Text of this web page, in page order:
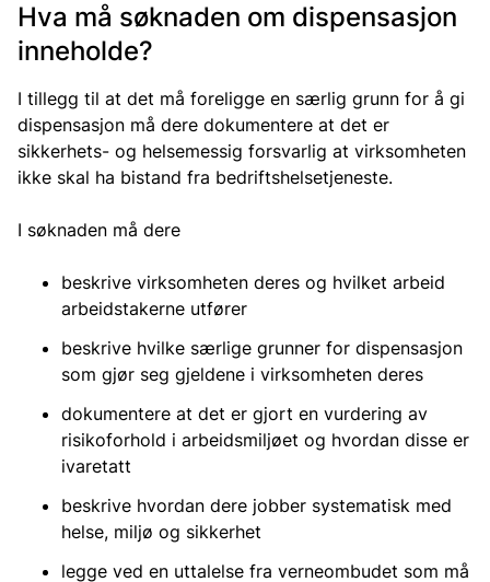
Hva må søknaden om dispensasjon
inneholde?
I tillegg til at det må foreligge en særlig grunn for å gi
dispensasjon må dere dokumentere at det er
sikkerhets- og helsemessig forsvarlig at virksomheten
ikke skal ha bistand fra bedriftshelsetjeneste.
I søknaden må dere
beskrive virksomheten deres og hvilket arbeid
arbeidstakerne utfører
beskrive hvilke særlige grunner for dispensasjon
som gjør seg gjeldene i virksomheten deres
dokumentere at det er gjort en vurdering av
risikoforhold i arbeidsmiljøet og hvordan disse er
ivaretatt
beskrive hvordan dere jobber systematisk med
helse, miljø og sikkerhet
legge ved en uttalelse fra verneombudet som må